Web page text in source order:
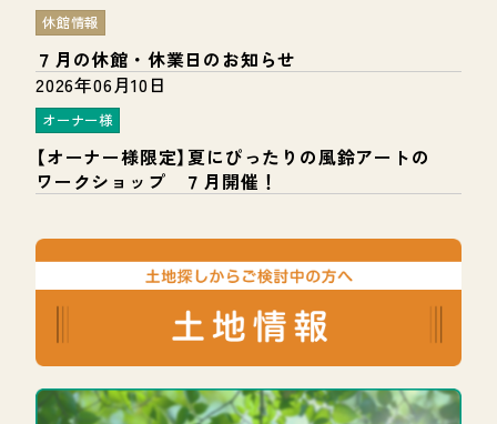
７月の休館・休業日のお知らせ
休館情報
【オーナー様限定】夏にぴったりの風鈴アートの
ワークショップ ７月開催！
2026年06月10日
オーナー様